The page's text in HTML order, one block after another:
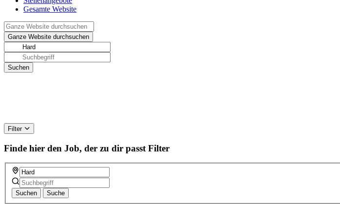
Gesamte Website
Filter
Finde hier den Job, der zu dir passt Filter
Suchen Suche